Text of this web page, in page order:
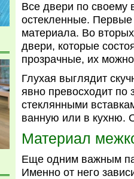
Все двери по своему
остекленные. Первые
материала. Во
двери, которые
прозрачные, их
Глухая выглядит
явно превосходит по
стеклянными
ванную или в кухню.
Материал
Еще одним важным
Именно от него